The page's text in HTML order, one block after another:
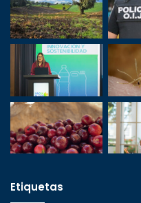
Etiquetas